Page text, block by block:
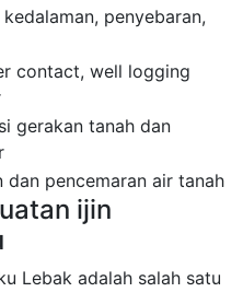
penyebaran,
contact, well logging
gerakan tanah dan
dan pencemaran air tanah
ijin
Lebak adalah salah satu